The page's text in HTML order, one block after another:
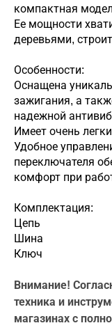
компактная
Ее мощности
деревьями,
Особенности:
Оснащена
зажигания, а
надежной
Имеет очень
Удобное
переключателя
комфорт при
Комплектация:
Цепь
Шина
Ключ
Внимание!
техника и
магазинах с